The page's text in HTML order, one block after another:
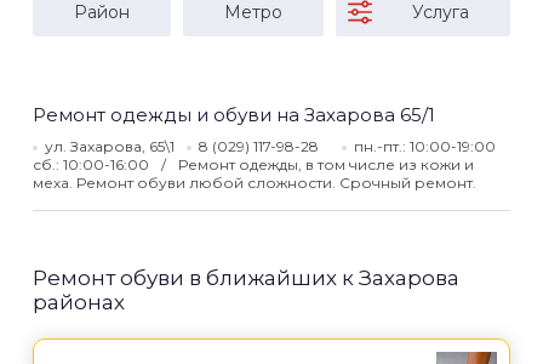
Район Метро Услуга
Ремонт одежды и обуви на Захарова 65/1
ул. Захарова, 65\1 8 (029) 117-98-28
пн.-пт.: 10:00-19:00
сб.: 10:00-16:00
Ремонт одежды, в том числе из кожи и
меха. Ремонт обуви любой сложности. Срочный ремонт.
Ремонт обуви в ближайших к Захарова
районах